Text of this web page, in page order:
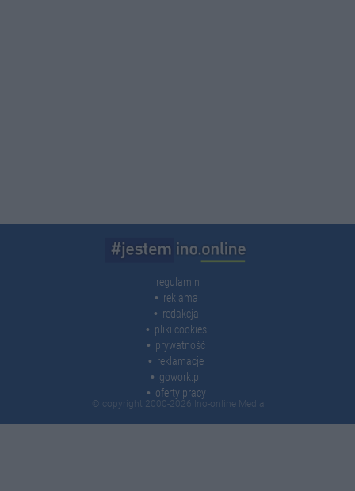
regulamin
reklama
redakcja
pliki cookies
prywatność
reklamacje
gowork.pl
oferty pracy
© copyright 2000-2026 Ino-online Media